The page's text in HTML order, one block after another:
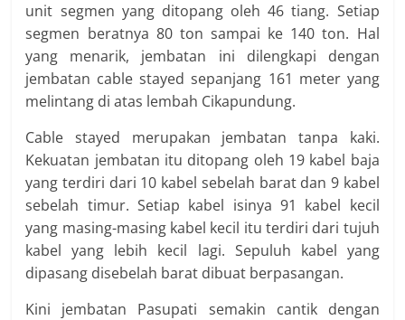
unit segmen yang ditopang oleh 46 tiang. Setiap
segmen beratnya 80 ton sampai ke 140 ton. Hal
yang menarik, jembatan ini dilengkapi dengan
jembatan cable stayed sepanjang 161 meter yang
melintang di atas lembah Cikapundung.
Cable stayed merupakan jembatan tanpa kaki.
Kekuatan jembatan itu ditopang oleh 19 kabel baja
yang terdiri dari 10 kabel sebelah barat dan 9 kabel
sebelah timur. Setiap kabel isinya 91 kabel kecil
yang masing-masing kabel kecil itu terdiri dari tujuh
kabel yang lebih kecil lagi. Sepuluh kabel yang
dipasang disebelah barat dibuat berpasangan.
Kini jembatan Pasupati semakin cantik dengan